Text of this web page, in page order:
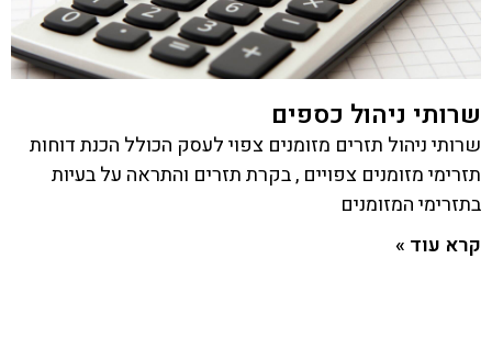
שרותי ניהול כספים
שרותי ניהול תזרים מזומנים צפוי לעסק הכולל הכנת דוחות
תזרימי מזומנים צפויים , בקרת תזרים והתראה על בעיות
בתזרימי המזומנים
קרא עוד »